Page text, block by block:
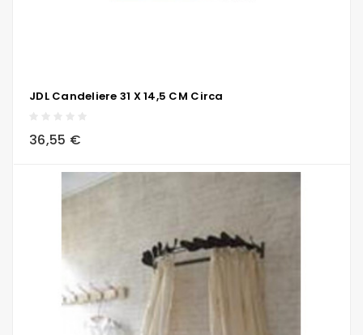
JDL Candeliere 31 X 14,5 CM Circa
36,55 €
local_grocery_store visibility